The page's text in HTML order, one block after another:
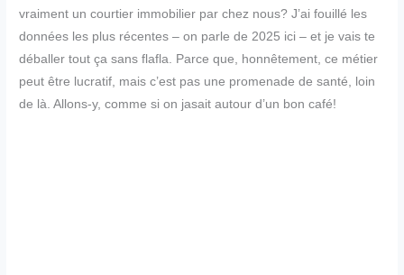
vraiment un courtier immobilier par chez nous? J’ai fouillé les
données les plus récentes – on parle de 2025 ici – et je vais te
déballer tout ça sans flafla. Parce que, honnêtement, ce métier
peut être lucratif, mais c’est pas une promenade de santé, loin
de là. Allons-y, comme si on jasait autour d’un bon café!